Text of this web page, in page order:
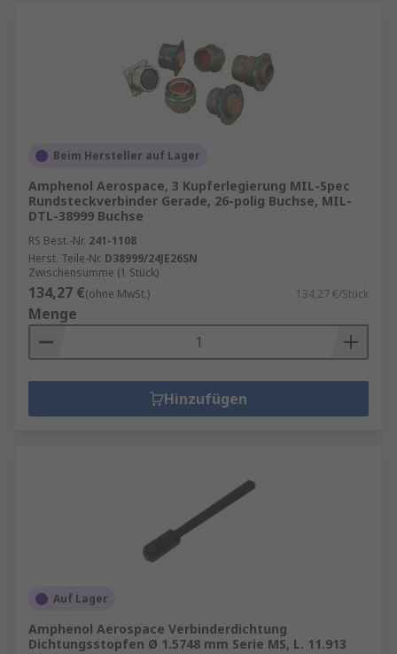
Beim Hersteller auf Lager
Amphenol Aerospace, 3 Kupferlegierung MIL-Spec
Rundsteckverbinder Gerade, 26-polig Buchse, MIL-
DTL-38999 Buchse
RS Best.-Nr. 241-1108
Herst. Teile-Nr. D38999/24JE26SN
Zwischensumme (1 Stück)
134,27 €(ohne MwSt.) 134,27 €/Stück
Menge
Hinzufügen
Auf Lager
Amphenol Aerospace Verbinderdichtung
Dichtungsstopfen Ø 1.5748 mm Serie MS, L. 11.913